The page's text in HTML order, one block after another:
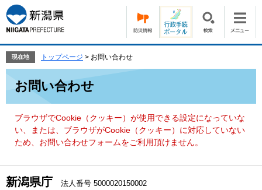
ー
ジ
の
頭
す。
ニ
ュ
ー
飛
て
現在地 トップページ > お問い合わせ
お問い合わせ
ブラウザでCookie（クッキー）が使用できる設定になっていな
い、または、ブラウザがCookie（クッキー）に対応していない
ため、お問い合わせフォームをご利用頂けません。
新潟県庁 法人番号 5000020150002